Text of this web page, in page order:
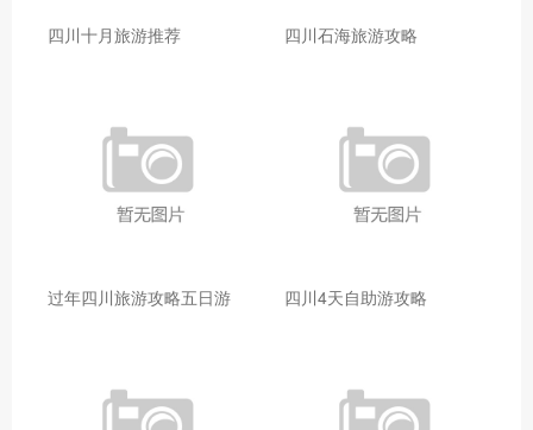
四川十月旅游推荐 四川石海旅游攻略
过年四川旅游攻略五日游 四川4天自助游攻略